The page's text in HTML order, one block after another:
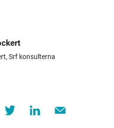
Srf konsulterna